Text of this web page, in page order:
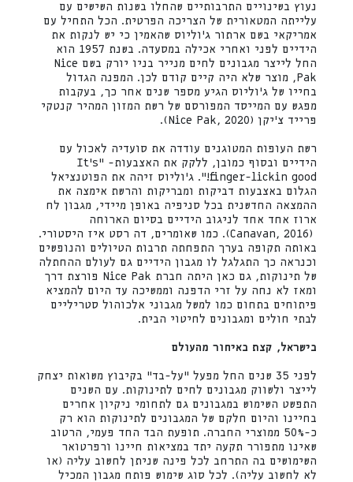
נעוץ בשינויים התרבותיים שהחלו בשנות השישים עם
עלייתה המטאורית של הצריכה הפרטית. הכל התחיל עם
אמריקאי בשם ארתור ג'וליוס שהאמין כי יש לנקות את
הידיים לפני ואחרי אכילה במסעדה. בשנת 1957 הוא
החל לייצר מגבונים לחים מנייר בניו יורק בשם Nice
Pak, מוצר שלא היה קיים קודם לכן. המפנה הגדול
בחייו של ג'וליוס הגיע מספר שנים אחר כך, בעקבות
מפגש עם המייסד המפורסם של רשת המזון המהיר קנטקי
פרייד צ'יקן (Nice Pak, 2020).
רשת העופות המטוגנים עודדה את סועדיה לאכול עם
הידיים ובסוף כמובן, ללקק את האצבעות- "It's
finger-lickin good!". ג'וליוס זיהה את הפוטנציאל
הגלום באצבעות דביקות ומבריקות והרשת אימצה את
ההמצאה החדשנית בכל סניפיה באופן מיידי, מגבון לח
ארוז אחד אחד לניגוב הידיים בסיום הארוחה
(Canavan, 2016). כמו שאומרים, דה רסט איז היסטורי.
באותה תקופה בערך התפחתה תרבות הטיולים והנופשים
וכנראה כך התגלגל לו מגבון הידיים גם לעולם ההחתלה
של תינוקות, גם כאן היתה חברת Nice Pak פורצת דרך
ומאז לא נחה על זרי הדפנה וממשיכה עד היום להמציא
פיתוחים בתחום כמו למשל מגבוני אלכוהול סטריליים
לבתי חולים ומגבונים לחיטוי הבית.
בישראל, קצת באיחור מהעולם
לפני 35 שנים החל מפעל "על-בד" בקיבוץ משואות יצחק
לייצר ולשווק מגבונים לחים לתינוקות. עם השנים
התפשט השימוש במגבונים גם לתחומי ניקיון אחרים
בחיינו והיום חלקם של המגבונים לתינוקות הוא רק
כ-50% ממוצרי החברה. תופעת הבד החד פעמי, הרטוב
שאינו מתפורר תקעה יתד במציאות חיינו ורפרטואר
השימושים בה התרחב לכל פינה שניתן לחשוב עליה (או
לא לחשוב עליה). לכל סוג שימוש פותח מגבון המכיל